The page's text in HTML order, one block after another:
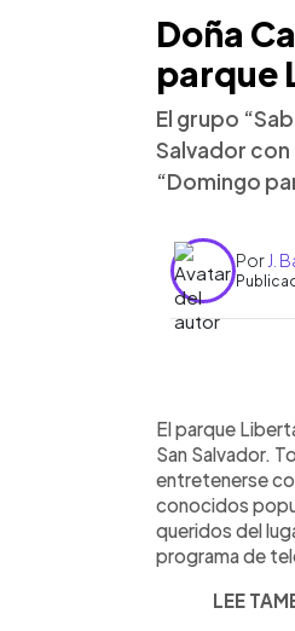
Doña
parque
El grupo
Salvador
“Domingo
Por J.
►
El parque
San Salvador.
entretenerse
conocidos
queridos del
programa de
LEE